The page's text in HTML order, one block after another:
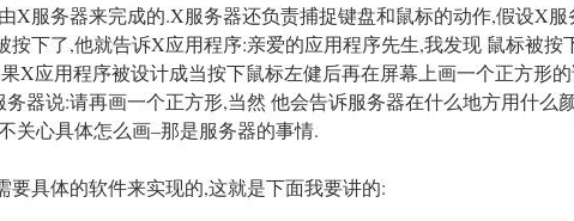
X服务器来完成的.X服务器还负责捕捉键盘和鼠标的动作,假设X服
按下了,他就告诉X应用程序:亲爱的应用程序先生,我发现 鼠标被按
X应用程序被设计成当按下鼠标左健后再在屏幕上画一个正方形
器说:请再画一个正方形,当然 他会告诉服务器在什么地方用什么
关心具体怎么画–那是服务器的事情.
要具体的软件来实现的,这就是下面我要讲的: